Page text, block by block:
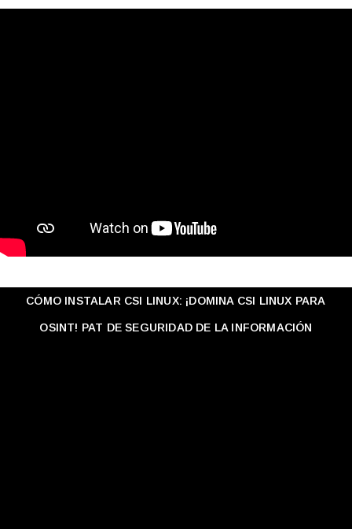
CÓMO INSTALAR CSI LINUX: ¡DOMINA CSI LINUX PARA
OSINT! PAT DE SEGURIDAD DE LA INFORMACIÓN